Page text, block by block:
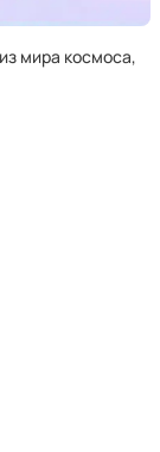
мира космоса,